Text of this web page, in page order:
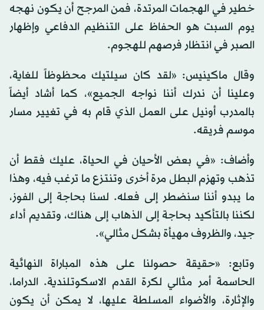
خطير في الهجمات المرتدة، فمن المرجح أن يكون نهجه
يوم السبت هو الحفاظ على التنظيم الدفاعي وإظهار
الصبر في انتظار فرصهم للهجوم.
وقال ماكينيس: «لقد كان سيلتيك محظوظاً للغاية،
وعلينا أن ندرك أننا نواجه الجميع»، كما أشاد أيضاً
بالمدرب أونيل على العمل الذي قام به في تغيير مسار
موسم فريقه.
وأضاف: «في بعض الأحيان في الحياة، عليك فقط أن
تذهب وتهزم البطل مرة أخرى وتنتزع ما ترغب فيه، وهذا
ما يبدو أننا سنضطر إلى فعله. لسنا بحاجة إلى الفوز،
لكننا بالتأكيد بحاجة إلى الذهاب إلى هناك، وتقديم أداء
جيد، والظروف مهيأة بشكل مثالي».
وتابع: «حقيقة حصولنا على هذه المباراة النهائية
الحاسمة أمر مثالي لكرة القدم الاسكوتلندية. الدراما،
والإثارة، والأضواء المسلطة عليها، لا يمكن أن يكون